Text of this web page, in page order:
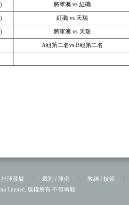
將軍澳 vs 紅磡
紅磡 vs 天瑞
將軍澳 vs 天瑞
A組第二名vs B組第二名
排球發展 裁判 / 球例 教練 / 技術
Limited. 版權所有 不得轉載